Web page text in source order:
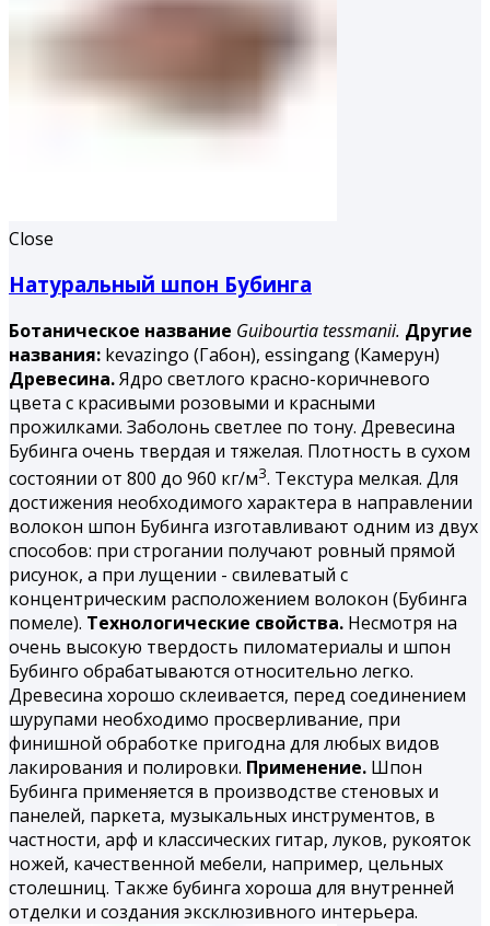
Close
Натуральный шпон Бубинга
Ботаническое название Guibourtia tessmanii. Другие
названия: kevazingo (Габон), essingang (Камерун)
Древесина.Ядро светлого красно-коричневого
цвета с красивыми розовыми и красными
прожилками. Заболонь светлее по тону. Древесина
Бубинга очень твердая и тяжелая. Плотность в сухом
состоянии от 800 до 960 кг/м3. Текстура мелкая. Для
достижения необходимого характера в направлении
волокон шпон Бубинга изготавливают одним из двух
способов: при строгании получают ровный прямой
рисунок, а при лущении - свилеватый с
концентрическим расположением волокон (Бубинга
помеле). Технологические свойства. Несмотря на
очень высокую твердость пиломатериалы и шпон
Бубинго обрабатываются относительно легко.
Древесина хорошо склеивается, перед соединением
шурупами необходимо просверливание, при
финишной обработке пригодна для любых видов
лакирования и полировки. Применение. Шпон
Бубинга применяется в производстве стеновых и
панелей, паркета, музыкальных инструментов, в
частности, арф и классических гитар, луков, рукояток
ножей, качественной мебели, например, цельных
столешниц. Также бубинга хороша для внутренней
отделки и создания эксклюзивного интерьера.